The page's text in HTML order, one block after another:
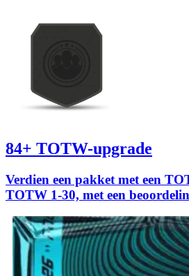
84+ TOTW-upgrade
Verdien een pakket met een
TOTW 1-30, met een